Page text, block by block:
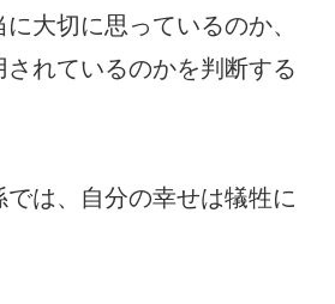
大切に思っているのか、
れているのかを判断する
は、自分の幸せは犠牲に